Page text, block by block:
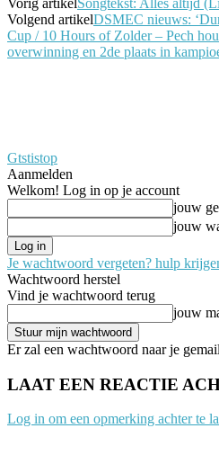
Volgend artikelDSMEC nieuws:
Cup / 10 Hours of Zolder – Pech
overwinning en 2de plaats in
Gtstistop
Aanmelden
Welkom! Log in op je account
jouw
jouw
Je wachtwoord vergeten? hulp
Wachtwoord herstel
Vind je wachtwoord terug
jouw
Er zal een wachtwoord naar je
LAAT EEN REACTIE
Log in om een opmerking achter te